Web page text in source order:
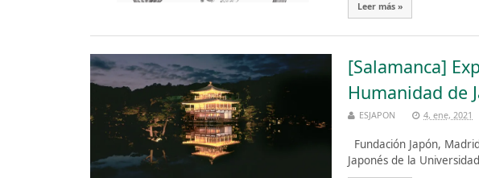
Leer más »
[Salamanca]
Humanidad de
ESJAPON 4, ene, 2021
Fundación Japón,
Japonés de la